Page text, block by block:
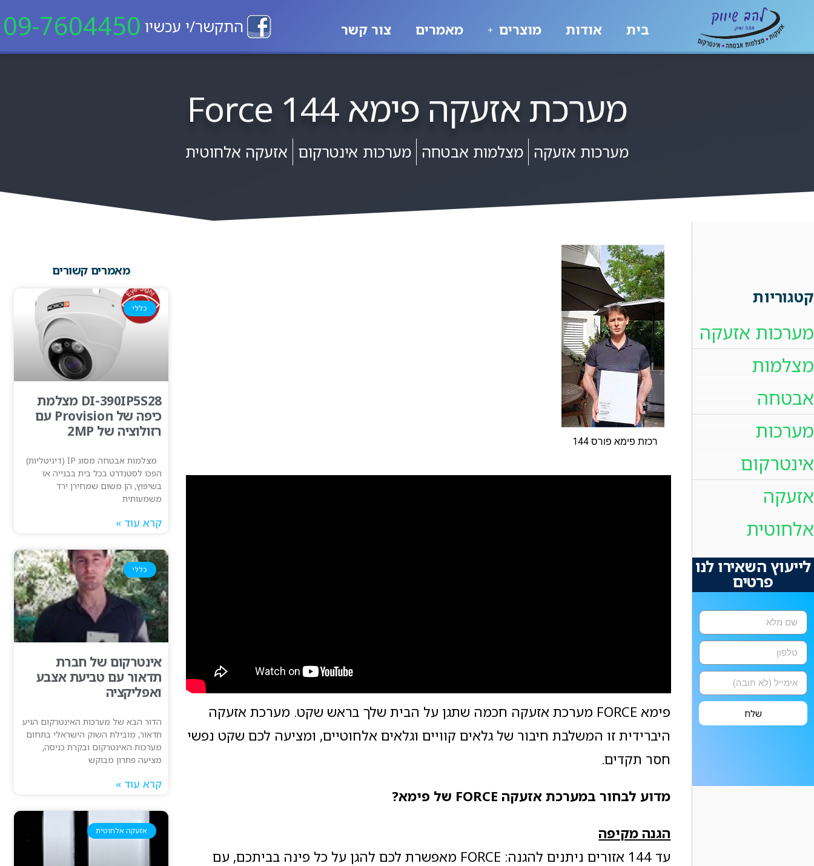
בית אודות מוצרים מאמרים צור קשר התקשר/י עכשיו 09-7604450
מערכת אזעקה פימא Force 144
מערכות אזעקה מצלמות אבטחה מערכות אינטרקום אזעקה אלחוטית
קטגוריות
מערכות אזעקה
מצלמות
אבטחה
מערכות
אינטרקום
אזעקה
אלחוטית
לייעוץ השאירו לנו
פרטים
שלח
רכזת פימא פורס 144
פימא FORCE מערכת אזעקה חכמה שתגן על הבית שלך בראש שקט. מערכת אזעקה
היברידית זו המשלבת חיבור של גלאים קוויים וגלאים אלחוטיים, ומציעה לכם שקט נפשי
חסר תקדים.
מדוע לבחור במערכת אזעקה FORCE של פימא?
הגנה מקיפה
עד 144 אזורים ניתנים להגנה: FORCE מאפשרת לכם להגן על כל פינה בביתכם, עם
מאמרים קשורים
כללי
DI-390IP5S28 מצלמת
כיפה של Provision עם
רזולוציה של 2MP
מצלמות אבטחה מסוג IP (דיגיטליות)
הפכו לסטנדרט בכל בית בבנייה או
בשיפוץ, הן משום שמחירן ירד
משמעותית
קרא עוד »
כללי
אינטרקום של חברת
תדאור עם טביעת אצבע
ואפליקציה
הדור הבא של מערכות האינטרקום הגיע
תדאור, מובילת השוק הישראלי בתחום
מערכות האינטרקום ובקרת כניסה,
מציעה פתרון מבוקש
קרא עוד »
אזעקה אלחוטית